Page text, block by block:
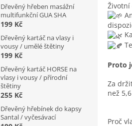
Dřevěný hřeben masážní
multifunkční GUA SHA
199 Kč
Dřevěný kartáč na vlasy i
vousy / umělé štětiny
199 Kč
Dřevěný kartáč HORSE na
vlasy i vousy / přírodní
štětiny
255 Kč
Dřevěný hřebínek do kapsy
Santal / vyčesávací
Životní
Proto
Za
než
Proč